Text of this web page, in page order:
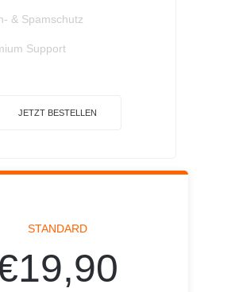
& Spamschutz
Support
JETZT BESTELLEN
STANDARD